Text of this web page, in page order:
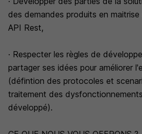
des demandes produits en
API Rest,
· Respecter les règles de
partager ses idées pour améliorer
(défintion des protocoles et
traitement des
développé).